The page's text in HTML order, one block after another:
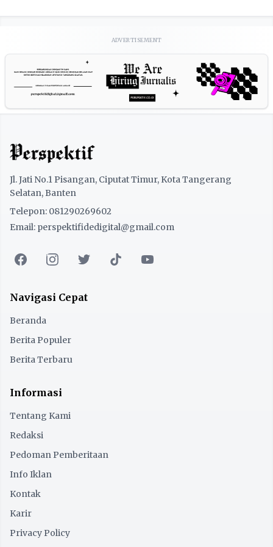
ADVERTISEMENT
Jl. Jati No.1 Pisangan, Ciputat Timur, Kota Tangerang
Selatan, Banten
Telepon: 081290269602
Email: perspektifidedigital@gmail.com
Navigasi Cepat
Beranda
Berita Populer
Berita Terbaru
Informasi
Tentang Kami
Redaksi
Pedoman Pemberitaan
Info Iklan
Kontak
Karir
Privacy Policy